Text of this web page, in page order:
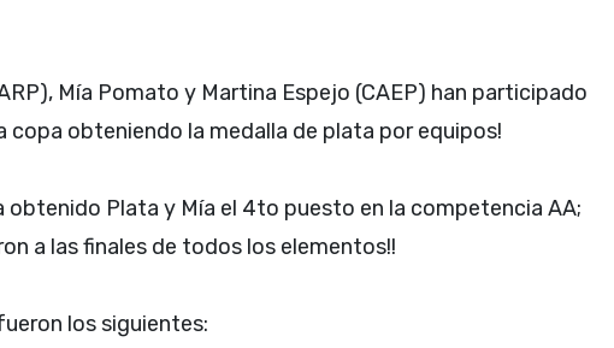
Mía Pomato y Martina Espejo (CAEP) han participado
copa obteniendo la medalla de plata por equipos!
obtenido Plata y Mía el 4to puesto en la competencia AA;
a las finales de todos los elementos!!
los siguientes: